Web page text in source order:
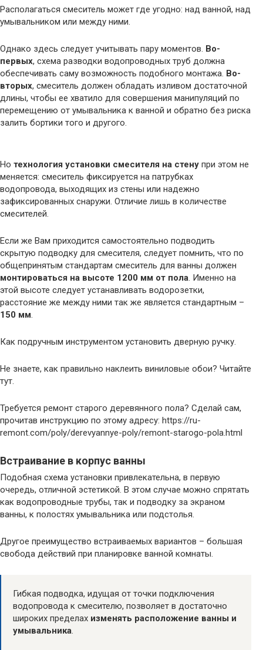
Располагаться смеситель может где угодно: над ванной, над
умывальником или между ними.
Однако здесь следует учитывать пару моментов. Во-
первых, схема разводки водопроводных труб должна
обеспечивать саму возможность подобного монтажа. Во-
вторых, смеситель должен обладать изливом достаточной
длины, чтобы ее хватило для совершения манипуляций по
перемещению от умывальника к ванной и обратно без риска
залить бортики того и другого.
Но технология установки смесителя на стену при этом не
меняется: смеситель фиксируется на патрубках
водопровода, выходящих из стены или надежно
зафиксированных снаружи. Отличие лишь в количестве
смесителей.
Если же Вам приходится самостоятельно подводить
скрытую подводку для смесителя, следует помнить, что по
общепринятым стандартам смеситель для ванны должен
монтироваться на высоте 1200 мм от пола. Именно на
этой высоте следует устанавливать водорозетки,
расстояние же между ними так же является стандартным –
150 мм.
Как подручным инструментом установить дверную ручку.
Не знаете, как правильно наклеить виниловые обои? Читайте
тут.
Требуется ремонт старого деревянного пола? Сделай сам,
прочитав инструкцию по этому адресу: https://ru-
remont.com/poly/derevyannye-poly/remont-starogo-pola.html
Встраивание в корпус ванны
Подобная схема установки привлекательна, в первую
очередь, отличной эстетикой. В этом случае можно спрятать
как водопроводные трубы, так и подводку за экраном
ванны, к полостях умывальника или подстолья.
Другое преимущество встраиваемых вариантов – большая
свобода действий при планировке ванной комнаты.
Гибкая подводка, идущая от точки подключения
водопровода к смесителю, позволяет в достаточно
широких пределах изменять расположение ванны и
умывальника.